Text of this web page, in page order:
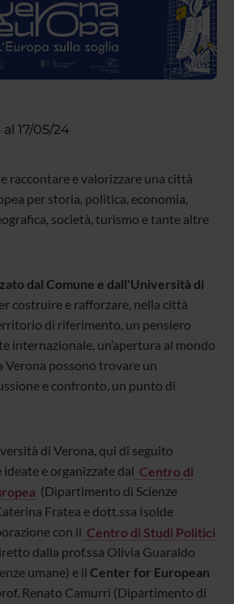
17/05/24
raccontare e valorizzare una città
per storia, politica, economia,
società, turismo e tante altre
dal Comune e dall'Università di
costruire e rafforzare, nella città
di riferimento, un pensiero
internazionale, un’apertura al mondo
Verona possono trovare un
e confronto, un punto di
di Verona, qui di seguito
e organizzate dal Centro di
(Dipartimento di Scienze
Fratea e dott.ssa Isolde
con il Centro di Studi Politici
dalla prof.ssa Olivia Guaraldo
umane) e il Center for European
Renato Camurri (Dipartimento di